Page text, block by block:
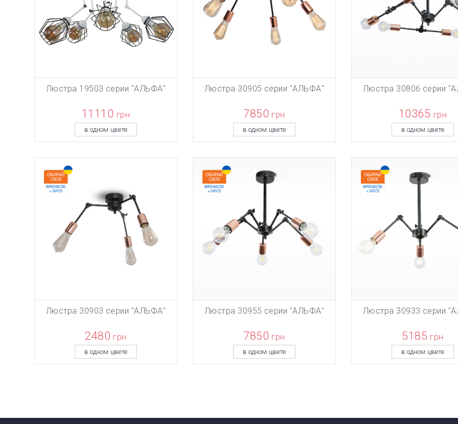
ТОВАР ДОБАВЛЕН В КОРЗИНУ
В КОРЗИНУ
Люстра 19503 серии "АЛЬФА"
11110 грн
в одном цвете
ТОВАР ДОБАВЛЕН В
В КОРЗИНУ
Люстра 30905 серии "АЛЬФА"
7850 грн
в одном цвете
В КОРЗИНУ
Люстра 30806 серии
10365 грн
в одном цвете
ТОВАР ДОБАВЛЕН В КОРЗИНУ
В КОРЗИНУ
Люстра 30903 серии "АЛЬФА"
2480 грн
в одном цвете
ТОВАР ДОБАВЛЕН В
В КОРЗИНУ
Люстра 30955 серии "АЛЬФА"
7850 грн
в одном цвете
В КОРЗИНУ
Люстра 30933 серии
5185 грн
в одном цвете